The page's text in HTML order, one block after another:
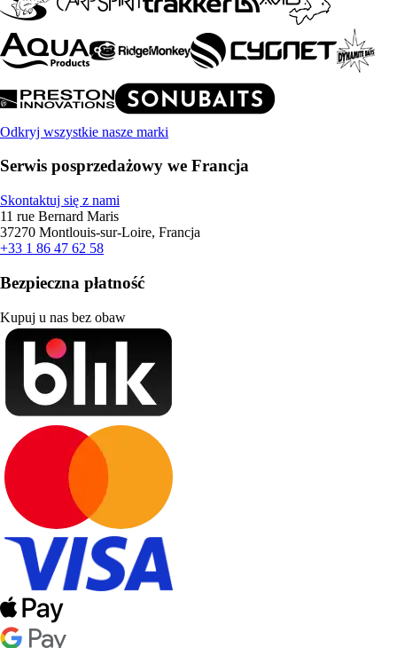
Odkryj wszystkie nasze marki
Serwis posprzedażowy we Francja
Skontaktuj się z nami
11 rue Bernard Maris
37270 Montlouis-sur-Loire, Francja
+33 1 86 47 62 58
Bezpieczna płatność
Kupuj u nas bez obaw